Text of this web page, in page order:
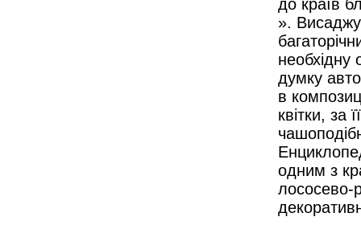
до країв
».
думку
в
квітки, за
одним з
лососево-